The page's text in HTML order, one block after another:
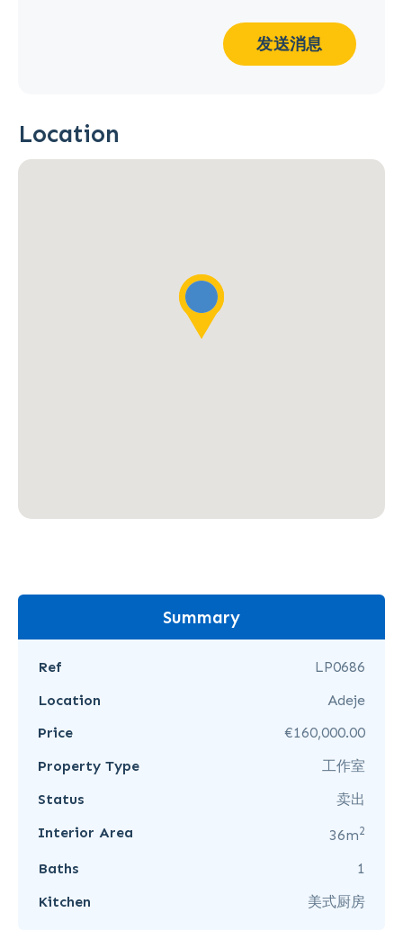
发送消息
Location
Summary
Ref
LP0686
Location
Adeje
Price
€160,000.00
Property Type
工作室
Status
卖出
Interior Area
36m2
Baths
1
Kitchen
美式厨房